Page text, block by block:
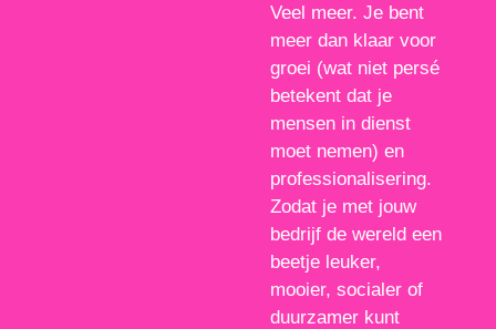
Veel meer. Je bent
meer dan klaar voor
groei (wat niet persé
betekent dat je
mensen in dienst
moet nemen) en
professionalisering.
Zodat je met jouw
bedrijf de wereld een
beetje leuker,
mooier, socialer of
duurzamer kunt